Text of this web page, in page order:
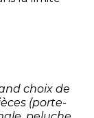
choix de
(porte-